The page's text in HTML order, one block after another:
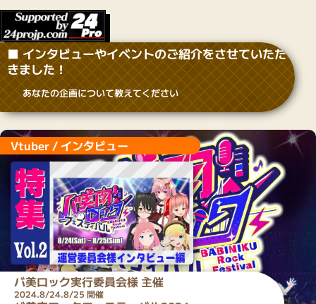
■ インタビューやイベントのご紹介をさせていただ
きました！
あなたの企画について教えてください
Vtuber / インタビュー
バ美ロック実行委員会様 主催
2024.8/24.8/25 開催